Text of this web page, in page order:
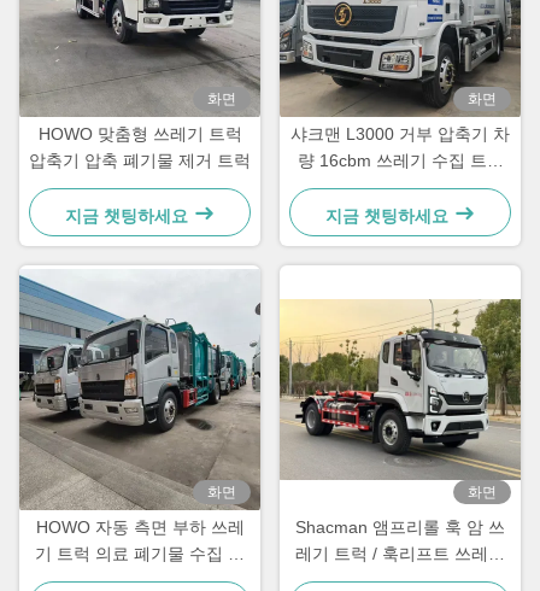
화면
HOWO 맞춤형 쓰레기 트럭
압축기 압축 폐기물 제거 트럭
지금 챗팅하세요
화면
샤크맨 L3000 거부 압축기 차
량 16cbm 쓰레기 수집 트럭
260HP
지금 챗팅하세요
화면
HOWO 자동 측면 부하 쓰레
기 트럭 의료 폐기물 수집 트
럭
화면
Shacman 앰프리롤 훅 암 쓰
레기 트럭 / 훅리프트 쓰레기
트럭